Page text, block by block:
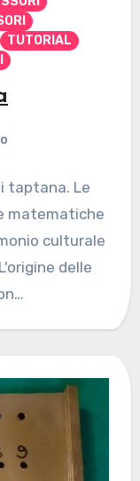
TUTORIAL
taptana. Le
matematiche
culturale
delle